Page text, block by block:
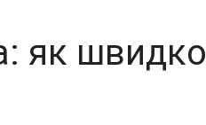
як швидко